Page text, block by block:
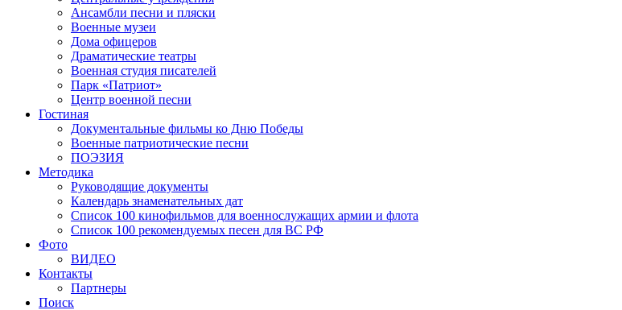
Ансамбли песни и пляски
Военные музеи
Дома офицеров
Драматические театры
Военная студия писателей
Парк «Патриот»
Центр военной песни
Гостиная
Документальные фильмы ко Дню Победы
Военные патриотические песни
ПОЭЗИЯ
Методика
Руководящие документы
Календарь знаменательных дат
Список 100 кинофильмов для военнослужащих армии и флота
Список 100 рекомендуемых песен для ВС РФ
Фото
ВИДЕО
Контакты
Партнеры
Поиск